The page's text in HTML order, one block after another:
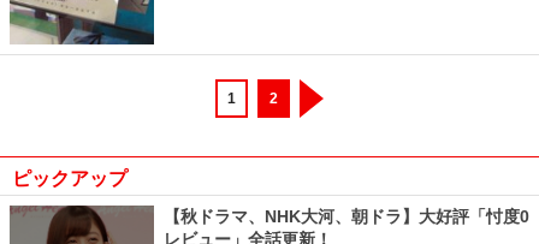
1 2
ピックアップ
【秋ドラマ、NHK大河、朝ドラ】大好評「忖度0
レビュー」全話更新！